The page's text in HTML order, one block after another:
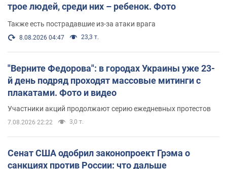
трое людей, среди них – ребенок. Фото
Также есть пострадавшие из-за атаки врага
8.08.2026 04:47 23,3 т.
"Верните Федорова": в городах Украины уже 23-
й день подряд проходят массовые митинги с
плакатами. Фото и видео
Участники акций продолжают серию ежедневных протестов
7.08.2026 22:22 3,0 т.
Сенат США одобрил законопроект Грэма о
санкциях против России: что дальше